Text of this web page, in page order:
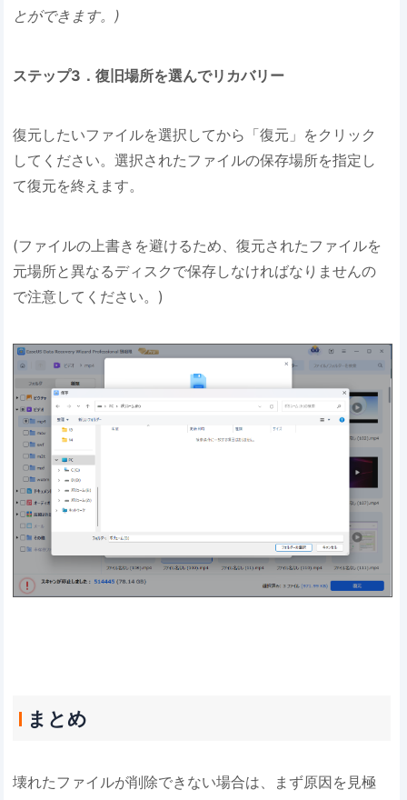
とができます。)
ステップ3．復旧場所を選んでリカバリー
復元したいファイルを選択してから「復元」をクリック
してください。選択されたファイルの保存場所を指定し
て復元を終えます。
(ファイルの上書きを避けるため、復元されたファイルを
元場所と異なるディスクで保存しなければなりませんの
で注意してください。)
まとめ
壊れたファイルが削除できない場合は、まず原因を見極